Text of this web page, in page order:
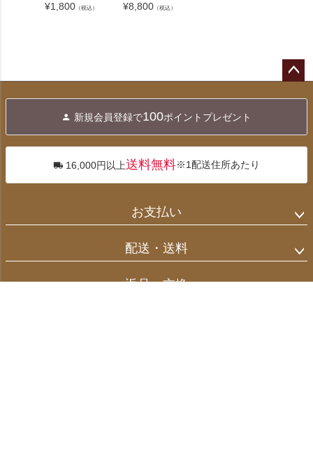
¥1,800 （税込）
¥8,800 （税込）
へ
新規会員登録で100ポイントプレゼント
16,000円以上送料無料※1配送住所あたり
お支払い
配送・送料
返品・交換